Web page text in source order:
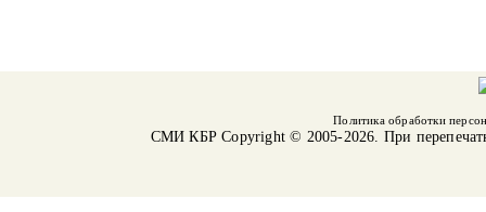
Политика обработки
СМИ КБРCopyright © 2005-2026. При